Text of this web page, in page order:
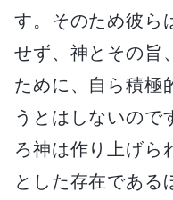
す。そのため彼ら
せず、神とその旨
ために、自ら積極
うとはしないので
ろ神は作り上げら
とした存在である